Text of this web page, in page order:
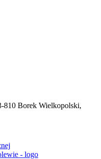
810 Borek Wielkopolski,